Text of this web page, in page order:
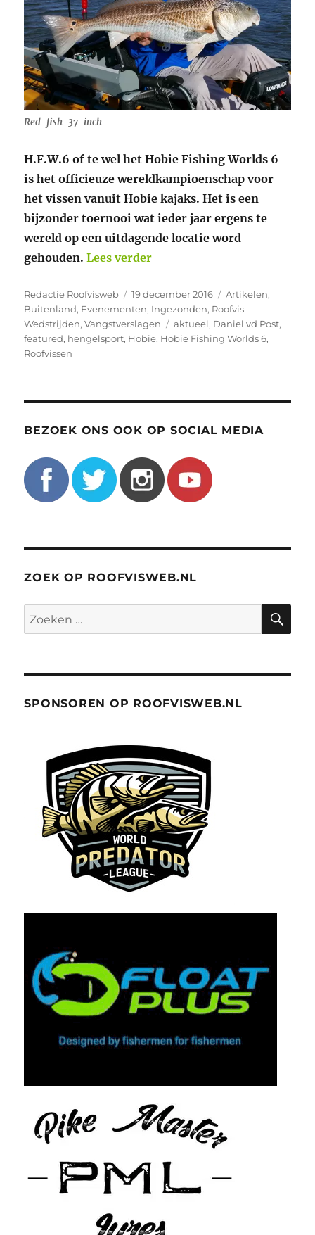
Red-fish-37-inch
H.F.W.6 of te wel het Hobie Fishing Worlds 6
is het officieuze wereldkampioenschap voor
het vissen vanuit Hobie kajaks. Het is een
bijzonder toernooi wat ieder jaar ergens te
wereld op een uitdagende locatie word
gehouden.Lees verder“Hobie Fishing Worlds 6
Auteur
Redactie Roofvisweb
Geplaatst
op
19 december 2016 Categorieën
Artikelen,
Buitenland, Evenementen, Ingezonden, Roofvis
Wedstrijden,Vangstverslagen Tags
aktueel, Daniel vd Post,
featured, hengelsport, Hobie, Hobie Fishing Worlds 6,
Roofvissen
BEZOEK ONS OOK OP SOCIAL MEDIA
ZOEK OP ROOFVISWEB.NL
Zoeken
naar:
SPONSOREN OP ROOFVISWEB.NL